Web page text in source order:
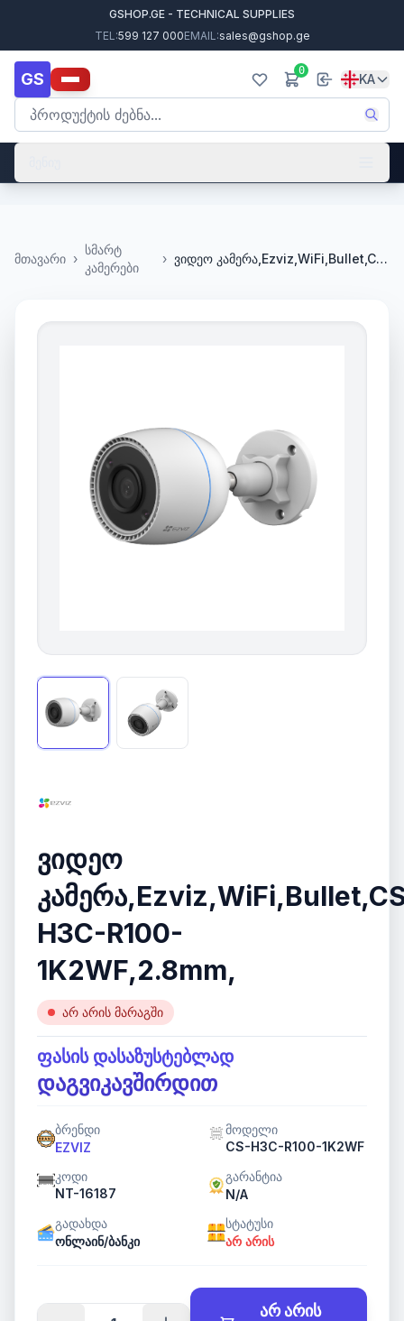
GSHOP.GE - TECHNICAL SUPPLIES
TEL:599 127 000EMAIL:sales@gshop.ge
GS 0
KA
მთავარი ›
სმარტ
კამერები
› ვიდეო კამერა,Ezviz,WiFi,Bullet,CS-H3C-R100-1K2WF,2.8mm,
ვიდეო
H3C-R100-
1K2WF,2.8mm,
არ არის მარაგში
ფასის დასაზუსტებლად
დაგვიკავშირდით
ბრენდი
EZVIZ
მოდელი
CS-H3C-R100-1K2WF
კოდი
NT-16187
გარანტია
N/A
გადახდა
ონლაინ/ბანკი
სტატუსი
არ არის
არ არის